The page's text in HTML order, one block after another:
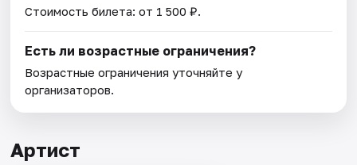
Стоимость билета: от 1 500 ₽.
Есть ли возрастные ограничения?
Возрастные ограничения уточняйте у
организаторов.
Артист